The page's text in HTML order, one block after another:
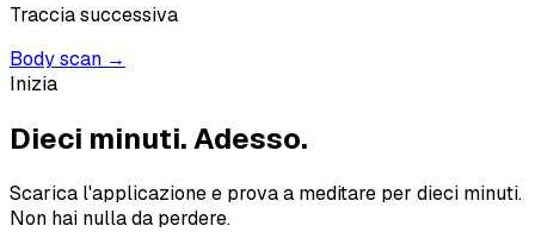
Traccia successiva
Body scan →
Inizia
Dieci minuti.Adesso.
Scarica l'applicazione e prova a meditare per dieci minuti.
Non hai nulla da perdere.